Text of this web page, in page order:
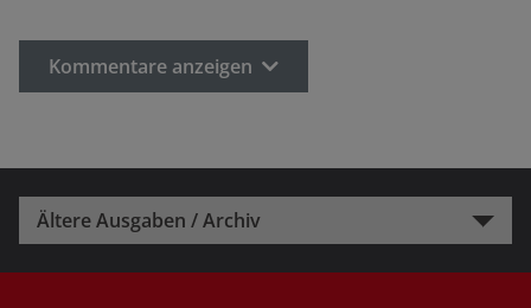
Kommentare anzeigen
Ältere Ausgaben / Archiv